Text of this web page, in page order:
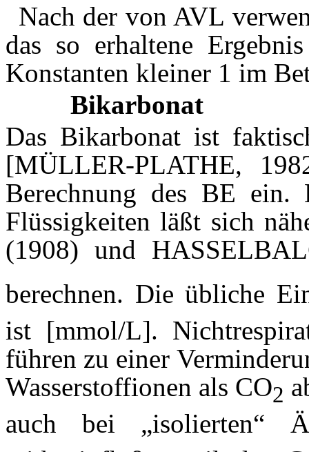
Nach der von AVL
das so erhaltene
Konstanten kleiner 1 im
Bikarbonat
Das Bikarbonat ist
[MÜLLER-PLATHE,
Berechnung des BE ein.
Flüssigkeiten läßt sich
(1908) und
berechnen. Die übliche
ist [mmol/L].
führen zu einer
Wasserstoffionen als CO2
auch bei „isolierten“